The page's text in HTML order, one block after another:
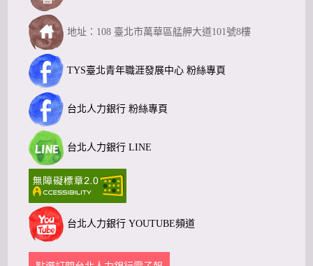
TYS臺北青年職涯發展中心 粉絲專頁
台北人力銀行 粉絲專頁
地址：108 臺北市萬華區艋舺大道101號8樓
台北人力銀行 LINE
台北人力銀行 YOUTUBE頻道